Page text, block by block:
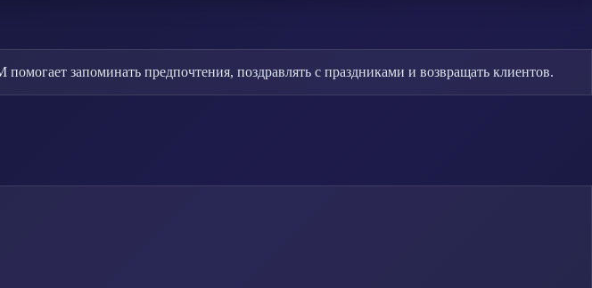
запоминать предпочтения, поздравлять с праздниками и возвращать клиентов.